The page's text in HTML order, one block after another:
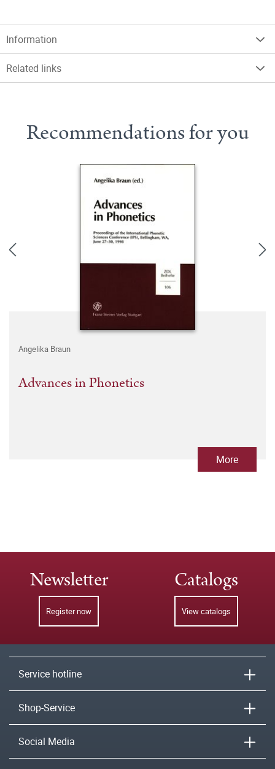
Information
Related links
Recommendations for you
Angelika Braun
Advances in Phonetics
More
Newsletter
Register now
Catalogs
View catalogs
Service hotline
Shop-Service
Social Media